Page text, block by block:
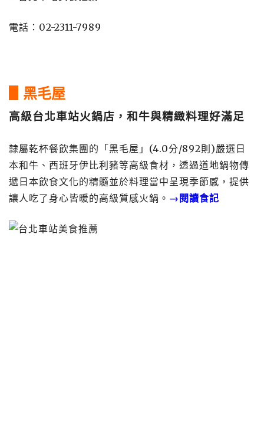
電話：02-2311-7989
▋黑毛屋
高級台北車站火鍋店，和牛與精緻料理好滿足
隸屬乾杯餐飲集團的「黑毛屋」(4.0分/892則)嚴選日
本和牛、西班牙伊比利豬等高級食材，透過道地鍋物傳
遞日本飲食文化的精髓並於料理當中呈現季節感，提供
讓人吃了身心皆暖的高級質感火鍋。 →閱讀食記